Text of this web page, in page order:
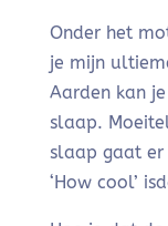
Onder het
je mijn
Aarden kan
slaap.
slaap gaat
‘How cool’